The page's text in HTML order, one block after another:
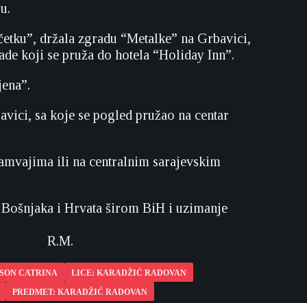
držala zgradu “Metalke” na Grbavici,
koji se pruža do hotela “Holiday Inn”.
sa koje se pogled pružao na centar
ili na centralnim sarajevskim
i Hrvata širom BiH i uzimanje
CATRINA
LICE: KARADŽIĆ RADOVAN
PREDMET: KARADŽIĆ RADOVAN